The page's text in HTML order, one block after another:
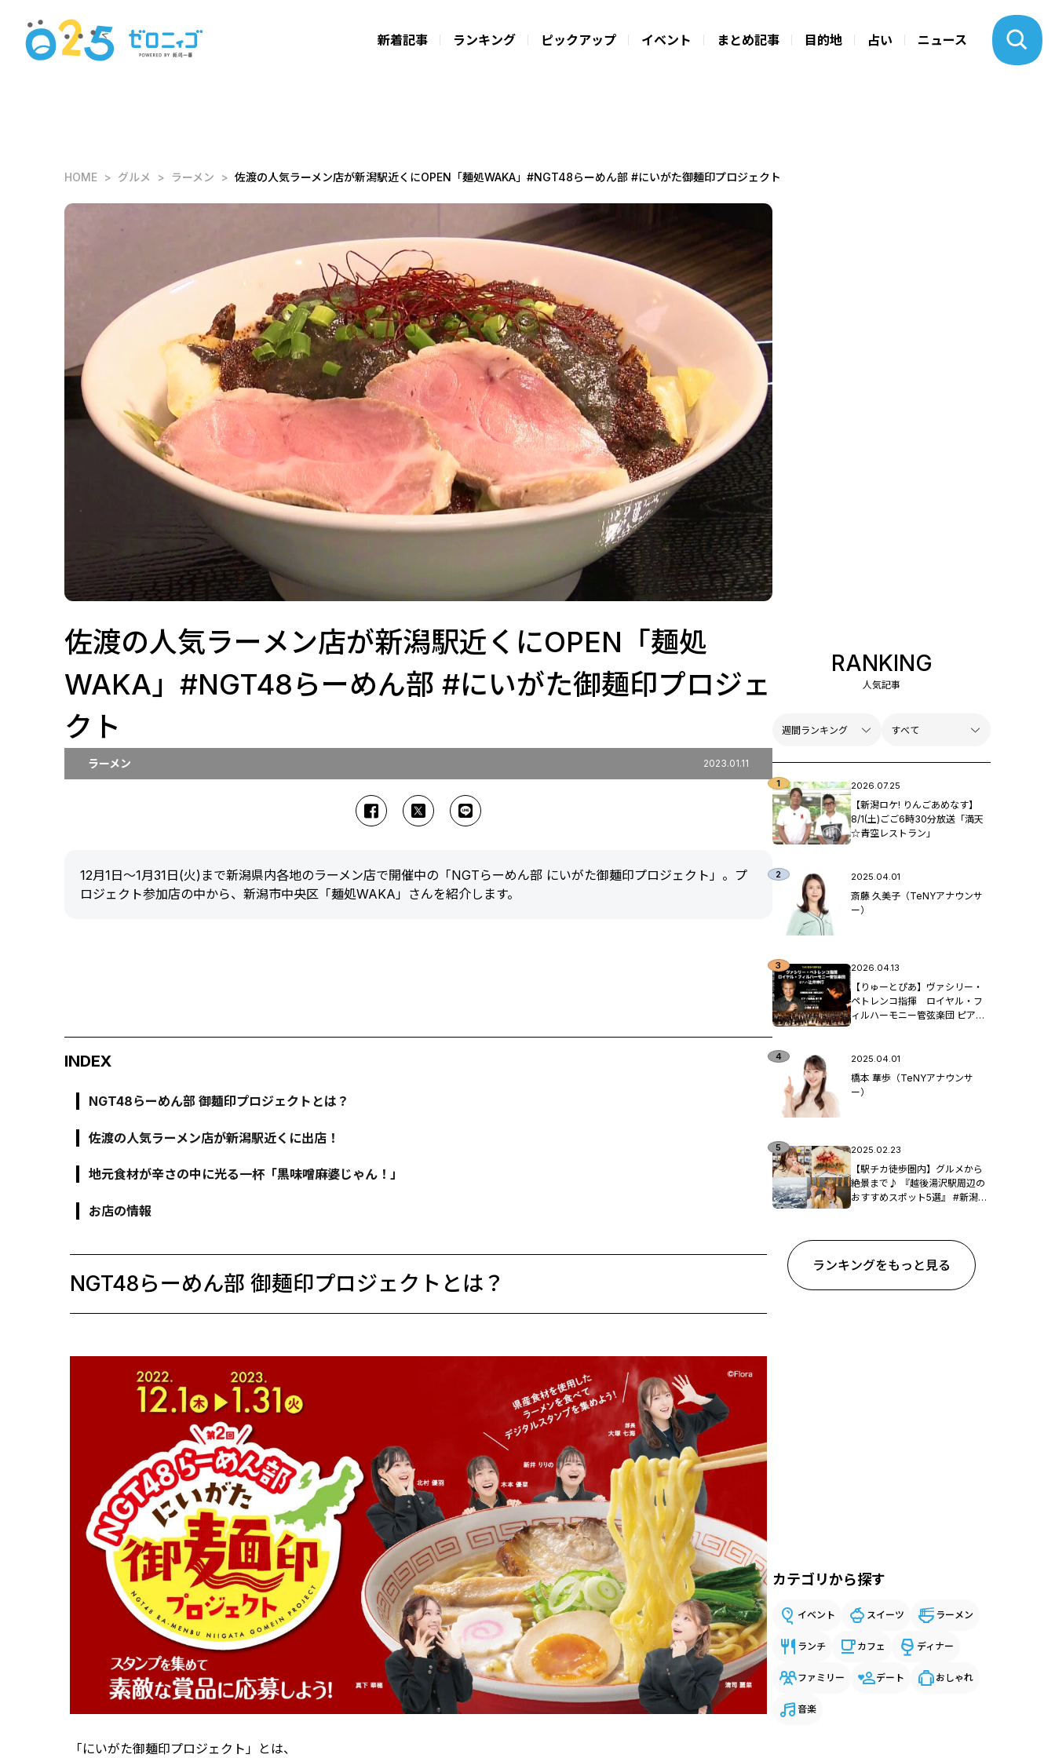
新着記事 ランキング ピックアップ イベント まとめ記事 目的地 占い ニュース
HOME グルメ ラーメン 佐渡の人気ラーメン店が新潟駅近くにOPEN「麺処WAKA」#NGT48らーめん部 #にいがた御麺印プロジェクト
佐渡の人気ラーメン店が新潟駅近くにOPEN「麺処
WAKA」#NGT48らーめん部 #にいがた御麺印プロジェ
クト
ラーメン 2023.01.11
12月1日～1月31日(火)まで新潟県内各地のラーメン店で開催中の「NGTらーめん部 にいがた御麺印プロジェクト」。プ
ロジェクト参加店の中から、新潟市中央区「麺処WAKA」さんを紹介します。
INDEX
NGT48らーめん部 御麺印プロジェクトとは？
佐渡の人気ラーメン店が新潟駅近くに出店！
地元食材が辛さの中に光る一杯「黒味噌麻婆じゃん！」
お店の情報
NGT48らーめん部 御麺印プロジェクトとは？
「にいがた御麺印プロジェクト」とは、
RANKING
人気記事
2026.07.25
【新潟ロケ! りんごあめなす】
8/1(土)ごご6時30分放送「満天
☆青空レストラン」
2025.04.01
斎藤 久美子（TeNYアナウンサ
ー）
2026.04.13
【りゅーとぴあ】ヴァシリー・
ペトレンコ指揮 ロイヤル・フ
ィルハーモニー管弦楽団 ピア
2025.04.01
橋本 華歩（TeNYアナウンサ
ー）
2025.02.23
【駅チカ徒歩圏内】グルメから
絶景まで♪ 『越後湯沢駅周辺の
おすすめスポット5選』 #新潟観
ランキングをもっと見る
カテゴリから探す
イベント スイーツ ラーメン
ランチ カフェ ディナー
ファミリー デート おしゃれ
音楽